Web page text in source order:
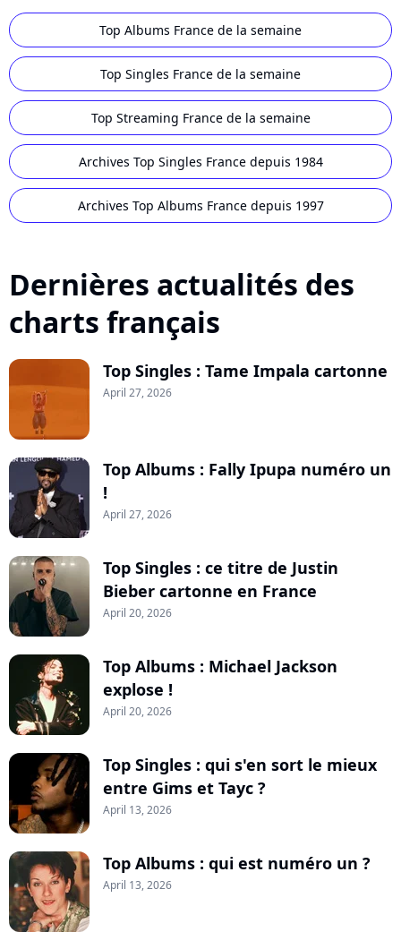
Top Albums France de la semaine
Top Singles France de la semaine
Top Streaming France de la semaine
Archives Top Singles France depuis 1984
Archives Top Albums France depuis 1997
Dernières actualités des
charts français
Top Singles : Tame Impala cartonne
April 27, 2026
Top Albums : Fally Ipupa numéro un
!
April 27, 2026
Top Singles : ce titre de Justin
Bieber cartonne en France
April 20, 2026
Top Albums : Michael Jackson
explose !
April 20, 2026
Top Singles : qui s'en sort le mieux
entre Gims et Tayc ?
April 13, 2026
Top Albums : qui est numéro un ?
April 13, 2026